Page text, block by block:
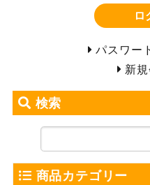
ロ
パスワー
新
検索
商品カテゴリー